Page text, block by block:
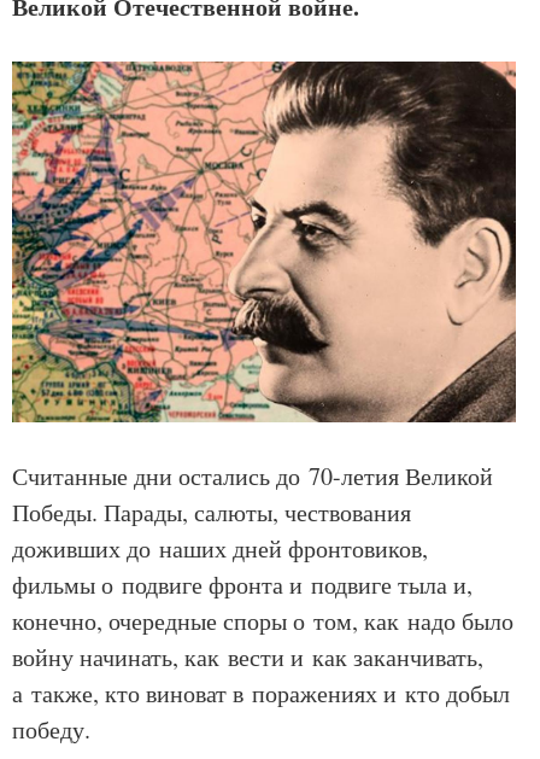
Считанные дни остались до 70-летия Великой
Победы. Парады, салюты, чествования
доживших до наших дней фронтовиков,
фильмы о подвиге фронта и подвиге тыла и,
конечно, очередные споры о том, как надо было
войну начинать, как вести и как заканчивать,
а также, кто виноват в поражениях и кто добыл
победу.